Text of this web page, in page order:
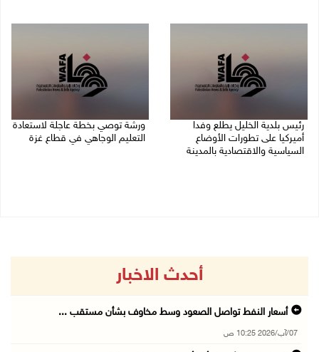
رئيس بلدية الخليل يطلع وفدا
أميركيا على تطورات الأوضاع
السياسية والاقتصادية بالمدينة
ورشة توصي بخطة عاجلة لاستعادة
التعليم الوجاهي في قطاع غزة
أحدث الاخبار
أسعار النفط تواصل الصعود وسط مخاوف بشأن مستقب ...
07/آب/2026 10:25 ص